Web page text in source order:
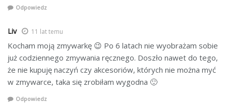
Odpowiedz
Liv 11 lat temu
Kocham moją zmywarkę 😉 Po 6 latach nie wyobrażam sobie
już codziennego zmywania ręcznego. Doszło nawet do tego,
że nie kupuję naczyń czy akcesoriów, których nie można myć
w zmywarce, taka się zrobiłam wygodna 🙂
Odpowiedz